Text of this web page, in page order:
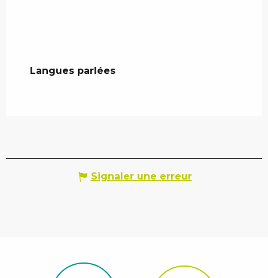
Langues parlées
Langues parlées
Signaler une erreur